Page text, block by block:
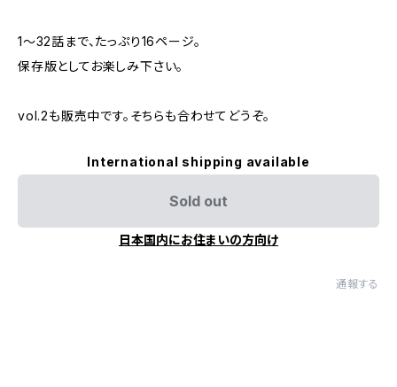
1〜32話まで、たっぷり16ページ。
保存版としてお楽しみ下さい。
vol.2も販売中です。そちらも合わせてどうぞ。
International shipping available
Sold out
日本国内にお住まいの方向け
通報する